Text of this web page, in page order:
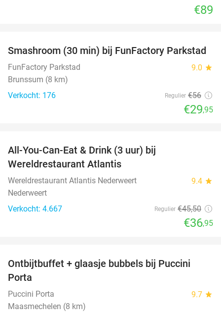
€89
47%
Smashroom (30 min) bij FunFactory Parkstad
FunFactory Parkstad 9.0 star
Brunssum (8 km)
Verkocht: 176
Regulier €56
€29,95
All-You-Can-Eat & Drink (3 uur) bij
Wereldrestaurant Atlantis
Wereldrestaurant Atlantis Nederweert 9.4 star
Nederweert
Verkocht: 4.667
Regulier €45,50
€36,95
Ontbijtbuffet + glaasje bubbels bij Puccini
Porta
Puccini Porta 9.7 star
Maasmechelen (8 km)